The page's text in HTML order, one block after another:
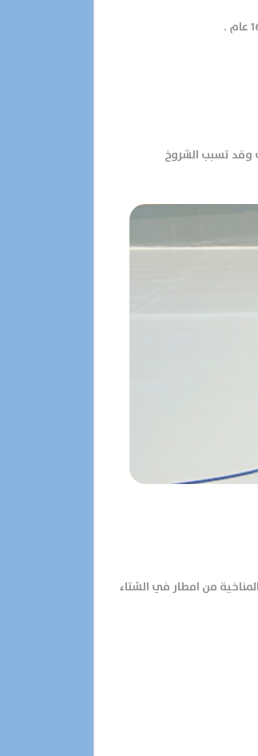
وقد تسبب الشروخ
من امطار في الشتاء